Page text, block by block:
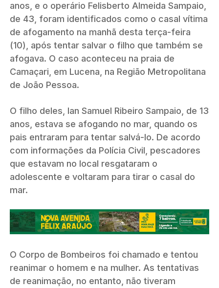
anos, e o operário Felisberto Almeida Sampaio,
de 43, foram identificados como o casal vítima
de afogamento na manhã desta terça-feira
(10), após tentar salvar o filho que também se
afogava. O caso aconteceu na praia de
Camaçari, em Lucena, na Região Metropolitana
de João Pessoa.
O filho deles, Ian Samuel Ribeiro Sampaio, de 13
anos, estava se afogando no mar, quando os
pais entraram para tentar salvá-lo. De acordo
com informações da Polícia Civil, pescadores
que estavam no local resgataram o
adolescente e voltaram para tirar o casal do
mar.
O Corpo de Bombeiros foi chamado e tentou
reanimar o homem e na mulher. As tentativas
de reanimação, no entanto, não tiveram